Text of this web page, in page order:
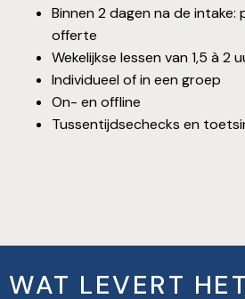
Binnen 2 dagen na de intake:
offerte
Wekelijkse lessen van 1,5 à 2
Individueel of in een groep
On- en offline
Tussentijdsechecks en
WAT LEVERT